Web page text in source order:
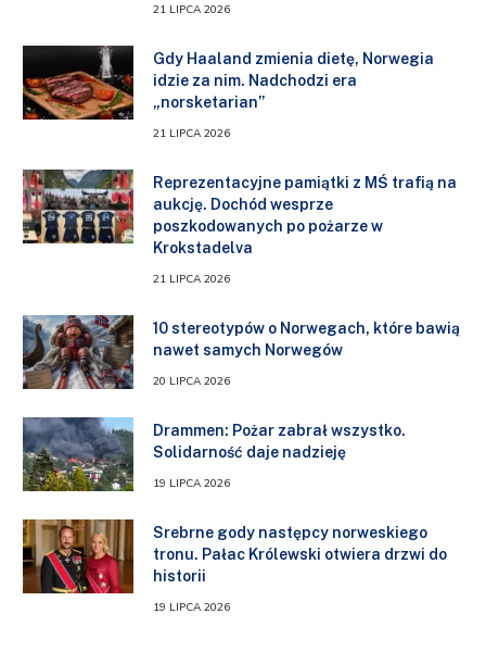
21 LIPCA 2026
Gdy Haaland zmienia dietę, Norwegia
idzie za nim. Nadchodzi era
„norsketarian”
21 LIPCA 2026
Reprezentacyjne pamiątki z MŚ trafią na
aukcję. Dochód wesprze
poszkodowanych po pożarze w
Krokstadelva
21 LIPCA 2026
10 stereotypów o Norwegach, które bawią
nawet samych Norwegów
20 LIPCA 2026
Drammen: Pożar zabrał wszystko.
Solidarność daje nadzieję
19 LIPCA 2026
Srebrne gody następcy norweskiego
tronu. Pałac Królewski otwiera drzwi do
historii
19 LIPCA 2026